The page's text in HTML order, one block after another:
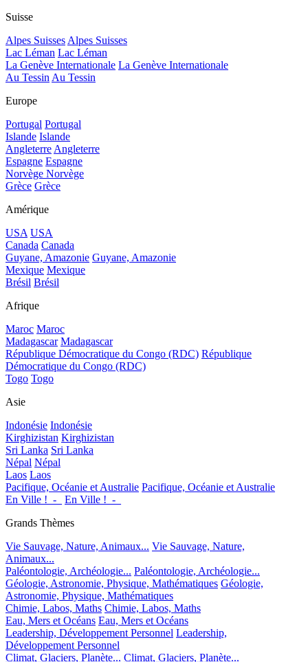
Suisse
Alpes Suisses Alpes Suisses
Lac Léman Lac Léman
La Genève Internationale La Genève Internationale
Au Tessin Au Tessin
Europe
Portugal Portugal
Islande Islande
Angleterre Angleterre
Espagne Espagne
Norvège Norvège
Grèce Grèce
Amérique
USA USA
Canada Canada
Guyane, Amazonie Guyane, Amazonie
Mexique Mexique
Brésil Brésil
Afrique
Maroc Maroc
Madagascar Madagascar
République Démocratique du Congo (RDC) République
Démocratique du Congo (RDC)
Togo Togo
Asie
Indonésie Indonésie
Kirghizistan Kirghizistan
Sri Lanka Sri Lanka
Népal Népal
Laos Laos
Pacifique, Océanie et Australie Pacifique, Océanie et Australie
En Ville !_-_
En Ville !_-_
Grands Thèmes
Vie Sauvage, Nature, Animaux... Vie Sauvage, Nature,
Animaux...
Paléontologie, Archéologie... Paléontologie, Archéologie...
Géologie, Astronomie, Physique, Mathématiques Géologie,
Astronomie, Physique, Mathématiques
Chimie, Labos, Maths Chimie, Labos, Maths
Eau, Mers et Océans Eau, Mers et Océans
Leadership, Développement Personnel Leadership,
Développement Personnel
Climat, Glaciers, Planète... Climat, Glaciers, Planète...